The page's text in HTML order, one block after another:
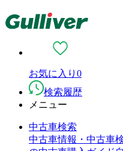
お気に入り 0
検索履歴
メニュー
中古車検索
中古車情報・中古車